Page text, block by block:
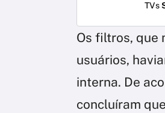
TVs
Os filtros, que
usuários,
interna. De
concluíram